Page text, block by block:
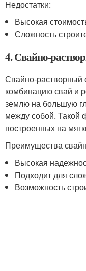
Недостатки:
Высокая
Сложность
4. Свайно-
Свайно-растворный
комбинацию свай и
землю на большую
между собой. Такой
построенных на
Преимущества
Высокая
Подходит для
Возможность